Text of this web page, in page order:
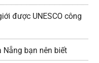
được UNESCO công
bạn nên biết